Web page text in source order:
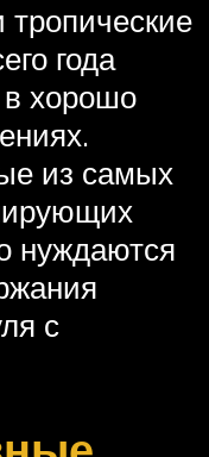
года
хорошо
из самых
нуждаются
с